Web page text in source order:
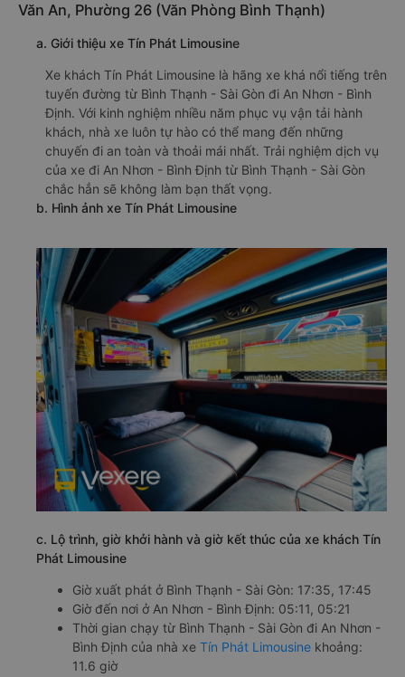
Văn An, Phường 26 (Văn Phòng Bình Thạnh)
a. Giới thiệu xe Tín Phát Limousine
Xe khách Tín Phát Limousine là hãng xe khá nổi tiếng trên
tuyến đường từ Bình Thạnh - Sài Gòn đi An Nhơn - Bình
Định. Với kinh nghiệm nhiều năm phục vụ vận tải hành
khách, nhà xe luôn tự hào có thể mang đến những
chuyến đi an toàn và thoải mái nhất. Trải nghiệm dịch vụ
của xe đi An Nhơn - Bình Định từ Bình Thạnh - Sài Gòn
chắc hẳn sẽ không làm bạn thất vọng.
b. Hình ảnh xe Tín Phát Limousine
c. Lộ trình, giờ khởi hành và giờ kết thúc của xe khách Tín
Phát Limousine
Giờ xuất phát ở Bình Thạnh - Sài Gòn: 17:35, 17:45
Giờ đến nơi ở An Nhơn - Bình Định: 05:11, 05:21
Thời gian chạy từ Bình Thạnh - Sài Gòn đi An Nhơn -
Bình Định của nhà xe Tín Phát Limousine khoảng:
11.6 giờ